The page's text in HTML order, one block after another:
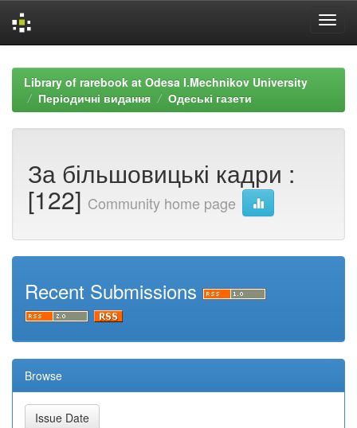
navigationLibrary of rarebook at Odesa I.Mechnikov University
Періодичні видання
Одеські газети
За більшовицькі кадри :
[122] Community home page
Recent Submissions
Browse